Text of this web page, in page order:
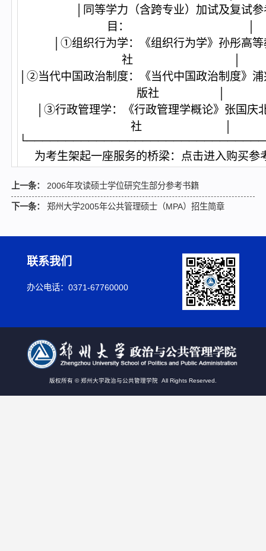
│同等学力（含跨专业）加试及复试
目： │
│①组织行为学：《组织行为学》孙彤高
社 │
│②当代中国政治制度：《当代中国政治制度》
版社 │
│③行政管理学：《行政管理学概论》张国庆
社 │
为考生架起一座服务的桥梁： 点击进入购买参
上一条： 2006年攻读硕士学位研究生部分参考书籍
下一条：郑州大学2005年公共管理硕士（MPA）招生简章
联系我们
办公电话：0371-67760000
版权所有 © 郑州大学政治与公共管理学院 All Rights Reserved.